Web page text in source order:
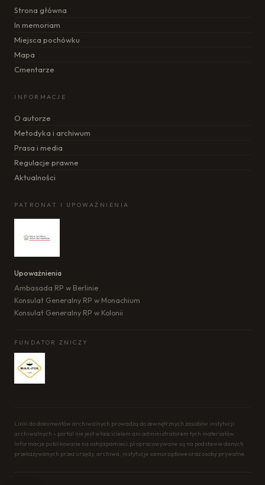
Strona główna
In memoriam
Miejsca pochówku
Mapa
Cmentarze
INFORMACJE
O autorze
Metodyka i archiwum
Prasa i media
Regulacje prawne
Aktualności
PATRONAT I UPOWAŻNIENIA
Upoważnienia
Ambasada RP w Berlinie
Konsulat Generalny RP w Monachium
Konsulat Generalny RP w Kolonii
FUNDATOR ZNICZY
Linki do dokumentów archiwalnych prowadzą do zewnętrznych zasobów instytucji
archiwalnych – portal nie jest właścicielem ani administratorem tych materiałów.
Informacje publikowane na ostojapamieci.pl opracowywane są na podstawie danych
przekazywanych przez urzędy, archiwa, instytucje samorządowe oraz osoby prywatne.